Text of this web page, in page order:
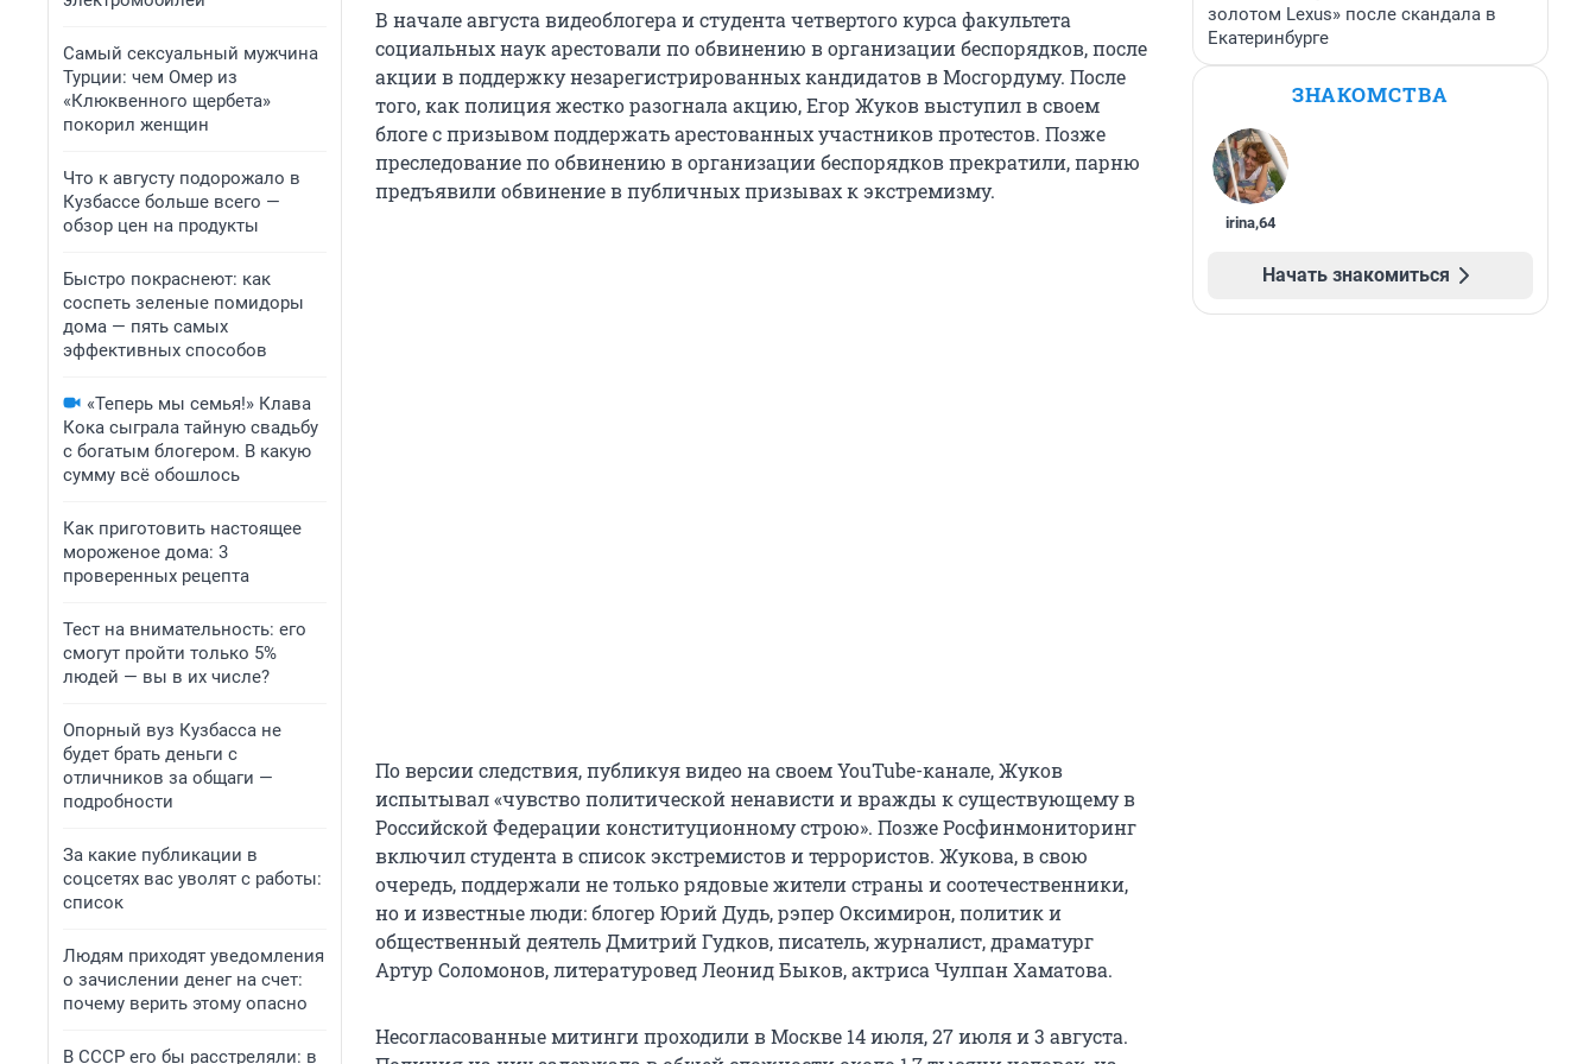
Самый сексуальный мужчина
Турции: чем Омер из
«Клюквенного щербета»
покорил женщин
Что к августу подорожало в
Кузбассе больше всего —
обзор цен на продукты
Быстро покраснеют: как
соспеть зеленые помидоры
дома — пять самых
эффективных способов
«Теперь мы семья!» Клава
Кока сыграла тайную свадьбу
с богатым блогером. В какую
сумму всё обошлось
Как приготовить настоящее
мороженое дома: 3
проверенных рецепта
Тест на внимательность: его
смогут пройти только 5%
людей — вы в их числе?
Опорный вуз Кузбасса не
будет брать деньги с
отличников за общаги —
подробности
За какие публикации в
соцсетях вас уволят с работы:
список
Людям приходят уведомления
о зачислении денег на счет:
почему верить этому опасно
В СССР его бы расстреляли: в
В начале августа видеоблогера и студента четвертого курса факультета
социальных наук арестовали по обвинению в организации беспорядков, после
акции в поддержку незарегистрированных кандидатов в Мосгордуму. После
того, как полиция жестко разогнала акцию, Егор Жуков выступил в своем
блоге с призывом поддержать арестованных участников протестов. Позже
преследование по обвинению в организации беспорядков прекратили, парню
предъявили обвинение в публичных призывах к экстремизму.
По версии следствия, публикуя видео на своем YouTube-канале, Жуков
испытывал «чувство политической ненависти и вражды к существующему в
Российской Федерации конституционному строю». Позже Росфинмониторинг
включил студента в список экстремистов и террористов. Жукова, в свою
очередь, поддержали не только рядовые жители страны и соотечественники,
но и известные люди: блогер Юрий Дудь, рэпер Оксимирон, политик и
общественный деятель Дмитрий Гудков, писатель, журналист, драматург
Артур Соломонов, литературовед Леонид Быков, актриса Чулпан Хаматова.
Несогласованные митинги проходили в Москве 14 июля, 27 июля и 3 августа.
золотом Lexus» после скандала в
Екатеринбурге
ЗНАКОМСТВА
irina,64
Начать знакомиться